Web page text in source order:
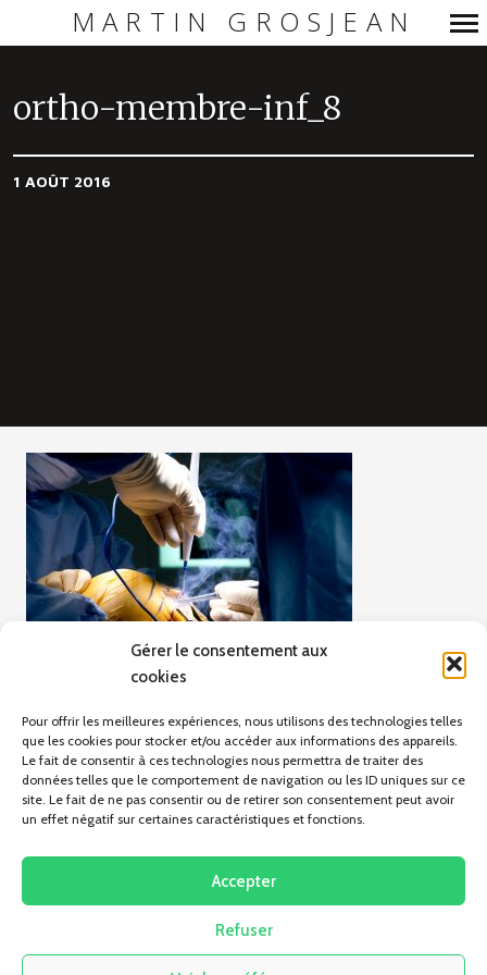
Gérer le consentement aux
cookies
Pour offrir les meilleures expériences, nous utilisons des technologies telles
que les cookies pour stocker et/ou accéder aux informations des appareils.
Le fait de consentir à ces technologies nous permettra de traiter des
données telles que le comportement de navigation ou les ID uniques sur ce
site. Le fait de ne pas consentir ou de retirer son consentement peut avoir
un effet négatif sur certaines caractéristiques et fonctions.
Accepter
Refuser
principale
MARTIN GROSJEAN
ortho-membre-inf_8
1 AOÛT 2016
ARTICLE PRÉCÉDENT
Pas d'articles pour le moment.